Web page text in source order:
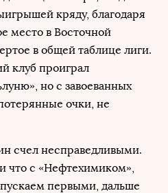
кряду, благодаря
место в Восточной
в общей таблице лиги.
клуб проиграл
но с завоеванных
очки, не
счел несправедливыми.
что с «Нефтехимиком»,
первыми, дальше